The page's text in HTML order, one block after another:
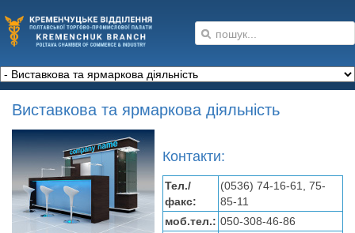
Виставкова та ярмаркова діяльність
Контакти:
Тел./
факс:
(0536) 74-16-61, 75-
85-11
моб.тел.: 050-308-46-86